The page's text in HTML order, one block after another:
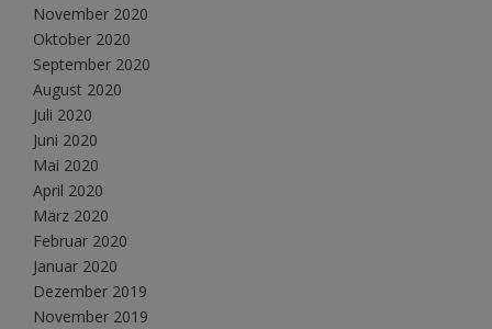
November 2020
Oktober 2020
September 2020
August 2020
Juli 2020
Juni 2020
Mai 2020
April 2020
März 2020
Februar 2020
Januar 2020
Dezember 2019
November 2019